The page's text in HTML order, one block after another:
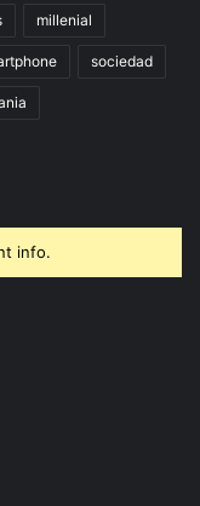
millenial
sociedad
info.